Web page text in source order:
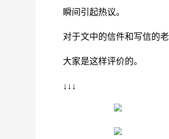
瞬间引起热议。
对于文中的信件和写信的老
大家是这样评价的。
↓↓↓